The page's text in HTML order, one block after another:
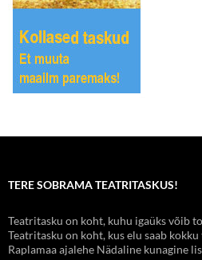
TERE SOBRAMA TEATRITASKUS!
Teatritasku on koht, kuhu igaüks võib
Teatritasku on koht, kus elu saab
Raplamaa ajalehe Nädaline kunagine